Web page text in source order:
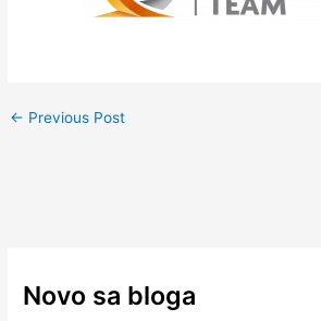
← Previous Post
Novo sa bloga